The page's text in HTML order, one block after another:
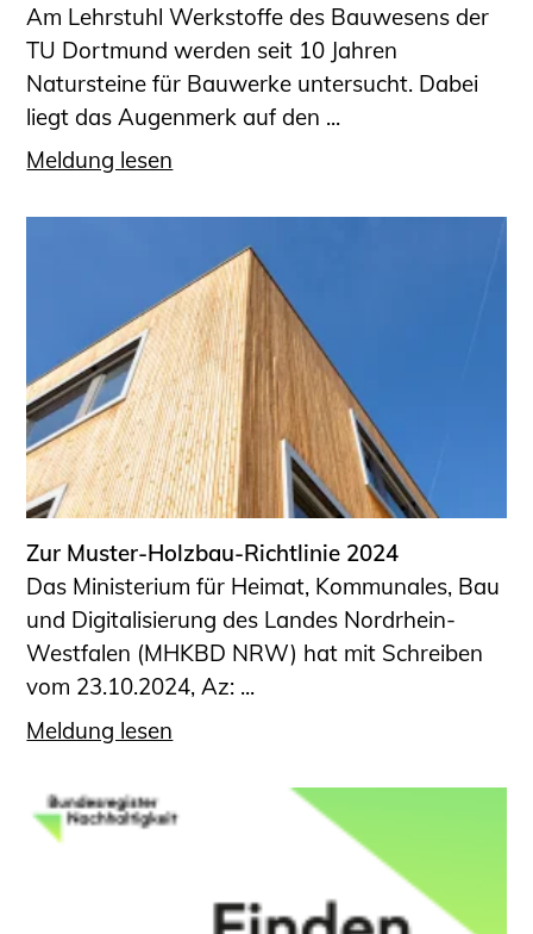
Am Lehrstuhl Werkstoffe des Bauwesens der
TU Dortmund werden seit 10 Jahren
Natursteine für Bauwerke untersucht. Dabei
liegt das Augenmerk auf den ...
Meldung lesen
Zur Muster-Holzbau-Richtlinie 2024
Das Ministerium für Heimat, Kommunales, Bau
und Digitalisierung des Landes Nordrhein-
Westfalen (MHKBD NRW) hat mit Schreiben
vom 23.10.2024, Az: ...
Meldung lesen